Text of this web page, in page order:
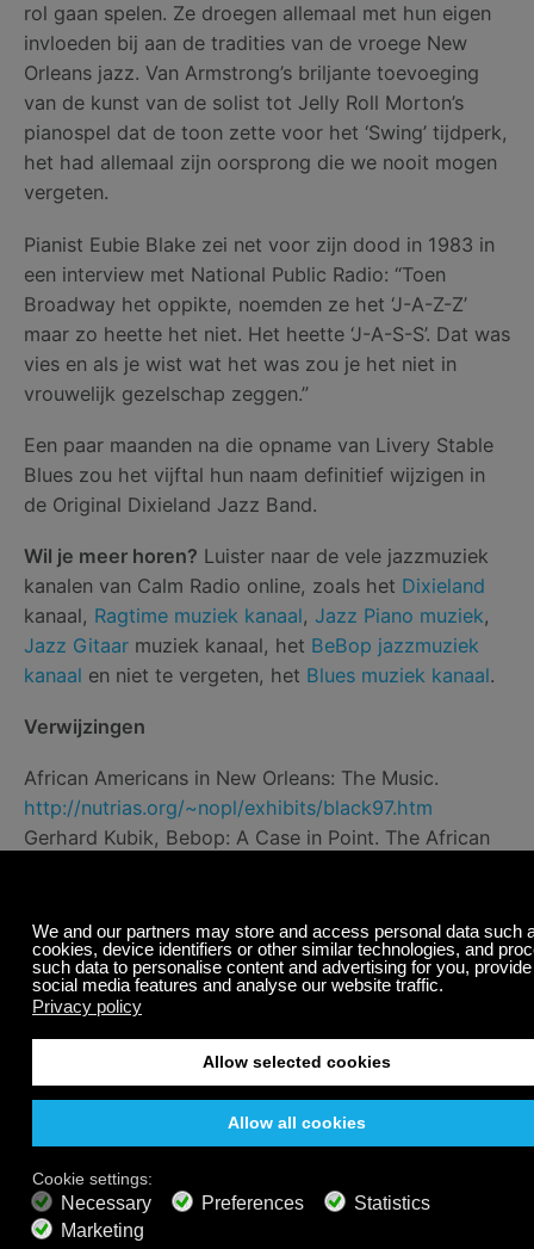
rol gaan spelen. Ze droegen allemaal met hun eigen
invloeden bij aan de tradities van de vroege New
Orleans jazz. Van Armstrong’s briljante toevoeging
van de kunst van de solist tot Jelly Roll Morton’s
pianospel dat de toon zette voor het ‘Swing’ tijdperk,
het had allemaal zijn oorsprong die we nooit mogen
vergeten.
Pianist Eubie Blake zei net voor zijn dood in 1983 in
een interview met National Public Radio: “Toen
Broadway het oppikte, noemden ze het ‘J-A-Z-Z’
maar zo heette het niet. Het heette ‘J-A-S-S’. Dat was
vies en als je wist wat het was zou je het niet in
vrouwelijk gezelschap zeggen.”
Een paar maanden na die opname van Livery Stable
Blues zou het vijftal hun naam definitief wijzigen in
de Original Dixieland Jazz Band.
Wil je meer horen? Luister naar de vele jazzmuziek
kanalen van Calm Radio online, zoals het Dixieland
kanaal, Ragtime muziek kanaal, Jazz Piano muziek,
Jazz Gitaar muziek kanaal, het BeBop jazzmuziek
kanaal en niet te vergeten, het Blues muziek kanaal.
Verwijzingen
African Americans in New Orleans: The Music.
http://nutrias.org/~nopl/exhibits/black97.htm
Gerhard Kubik, Bebop: A Case in Point. The African
Harold, A Treasury of Afro-American Folklore: The
Oral Literature, Traditions, Recollections, Legends,
Tales, Songs, Religious Beliefs, Customs, Sayings
and Humor of People of African Descent in the
Americas. New York: Marlowe & Company, 1976.
https://www.nps.gov/jazz/learn/historyculture/
The Origins of Blues Music.
blues-music/
The Painful Birth of Blues and Jazz.